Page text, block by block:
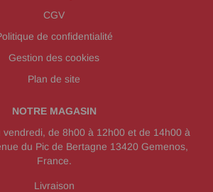
CGV
de confidentialité
Gestion des cookies
Plan de site
NOTRE MAGASIN
de 8h00 à 12h00 et de 14h00 à
du Pic de Bertagne 13420 Gemenos,
France.
Livraison